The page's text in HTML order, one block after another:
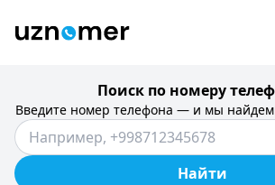
Поиск по номеру
Введите номер телефона — и мы
Найти